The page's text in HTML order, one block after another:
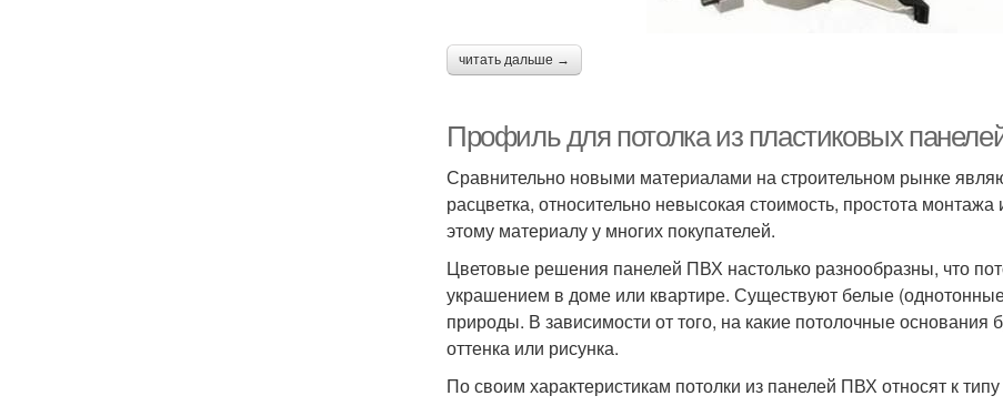
читать дальше →
Профиль для потолка из пластиковых
Сравнительно новыми материалами на строительном рынке
расцветка, относительно невысокая стоимость, простота
этому материалу у многих покупателей.
Цветовые решения панелей ПВХ настолько разнообразны, что
украшением в доме или квартире. Существуют белые
природы. В зависимости от того, на какие потолочные основания
оттенка или рисунка.
По своим характеристикам потолки из панелей ПВХ относят к